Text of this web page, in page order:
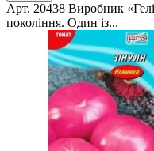
Арт. 20438 Виробник
покоління. Один із...